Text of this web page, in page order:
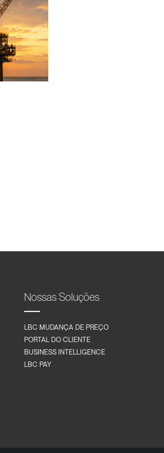
Nossas Soluções
LBC MUDANÇA DE PREÇO
PORTAL DO CLIENTE
BUSINESS INTELLIGENCE
LBC PAY